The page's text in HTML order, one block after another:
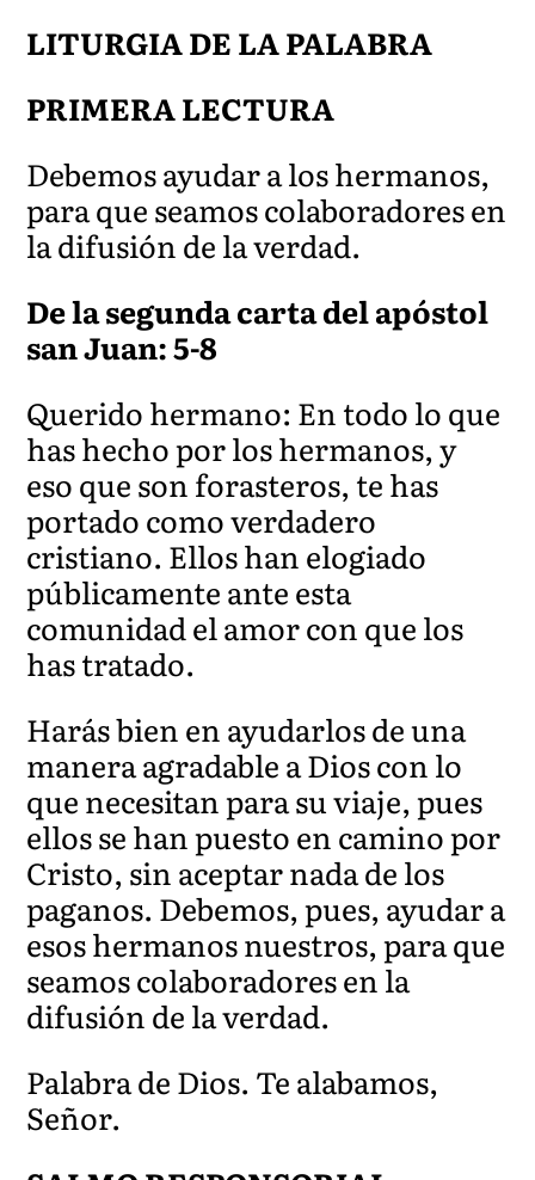
LITURGIA DE LA PALABRA
PRIMERA LECTURA
Debemos ayudar a los hermanos,
para que seamos colaboradores en
la difusión de la verdad.
De la segunda carta del apóstol
san Juan: 5-8
Querido hermano: En todo lo que
has hecho por los hermanos, y
eso que son forasteros, te has
portado como verdadero
cristiano. Ellos han elogiado
públicamente ante esta
comunidad el amor con que los
has tratado.
Harás bien en ayudarlos de una
manera agradable a Dios con lo
que necesitan para su viaje, pues
ellos se han puesto en camino por
Cristo, sin aceptar nada de los
paganos. Debemos, pues, ayudar a
esos hermanos nuestros, para que
seamos colaboradores en la
difusión de la verdad.
Palabra de Dios. Te alabamos,
Señor.